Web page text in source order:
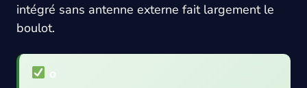
intégré sans antenne externe fait largement le
boulot.
o